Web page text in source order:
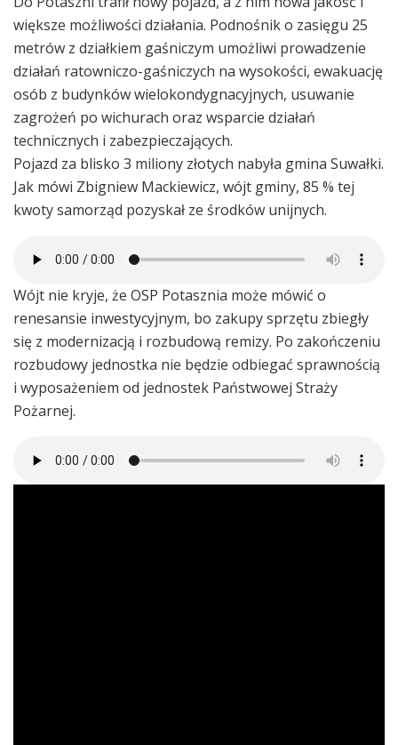
większe możliwości działania. Podnośnik o zasięgu 25
metrów z działkiem gaśniczym umożliwi prowadzenie
działań ratowniczo-gaśniczych na wysokości, ewakuację
osób z budynków wielokondygnacyjnych, usuwanie
zagrożeń po wichurach oraz wsparcie działań
technicznych i zabezpieczających.
Pojazd za blisko 3 miliony złotych nabyła gmina Suwałki.
Jak mówi Zbigniew Mackiewicz, wójt gminy, 85 % tej
kwoty samorząd pozyskał ze środków unijnych.
Wójt nie kryje, że OSP Potasznia może mówić o
renesansie inwestycyjnym, bo zakupy sprzętu zbiegły
się z modernizacją i rozbudową remizy. Po zakończeniu
rozbudowy jednostka nie będzie odbiegać sprawnością
i wyposażeniem od jednostek Państwowej Straży
Pożarnej.